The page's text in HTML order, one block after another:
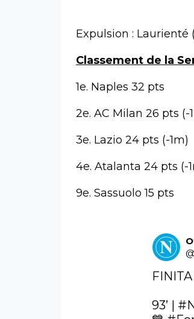
Expulsion : Laurienté
Classement de la
1e. Naples 32 pts
2e. AC Milan 26 pts (-
3e. Lazio 24 pts (-1m)
4e. Atalanta 24 pts (-
9e. Sassuolo 15 pts
FINITA
93’ |